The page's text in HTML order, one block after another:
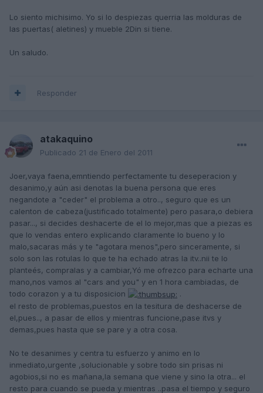
Lo siento michisimo. Yo si lo despiezas querria las molduras de
las puertas( aletines) y mueble 2Din si tiene.
Un saludo.
Responder
atakaquino
Publicado 21 de Enero del 2011
Joer,vaya faena,emntiendo perfectamente tu deseperacion y
desanimo,y aún asi denotas la buena persona que eres
negandote a "ceder" el problema a otro.., seguro que es un
calenton de cabeza(justificado totalmente) pero pasara,o debiera
pasar..., si decides deshacerte de el lo mejor,mas que a piezas es
que lo vendas entero explicando claramente lo bueno y lo
malo,sacaras más y te "agotara menos",pero sinceramente, si
solo son las rotulas lo que te ha echado atras la itv..nii te lo
planteés, compralas y a cambiar,Yó me ofrezco para echarte una
mano,nos vamos al "cars and you" y en 1 hora cambiadas, de
todo corazon y a tu disposicion
.
el resto de problemas,puestos en la tesitura de deshacerse de
el,pues.., a pasar de ellos y mientras funcione,pase itvs y
demas,pues hasta que se pare y a otra cosa.
No te desanimes y centra tu esfuerzo y animo en lo
inmediato,urgente ,solucionable y sobre todo sin prisas ni
agobios,si no es mañana,la semana que viene y sino la otra... el
resto para cuando se pueda y mientras ..pasa el tiempo y seguro